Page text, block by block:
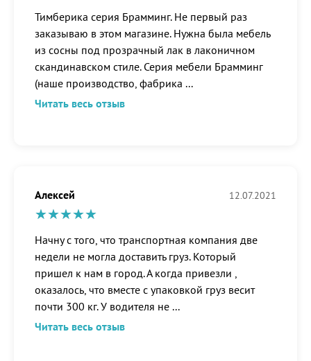
Тимберика серия Брамминг. Не первый раз
заказываю в этом магазине. Нужна была мебель
из сосны под прозрачный лак в лаконичном
скандинавском стиле. Серия мебели Брамминг
(наше производство, фабрика ...
Читать весь отзыв
Алексей 12.07.2021
Начну с того, что транспортная компания две
недели не могла доставить груз. Который
пришел к нам в город. А когда привезли ,
оказалось, что вместе с упаковкой груз весит
почти 300 кг. У водителя не ...
Читать весь отзыв